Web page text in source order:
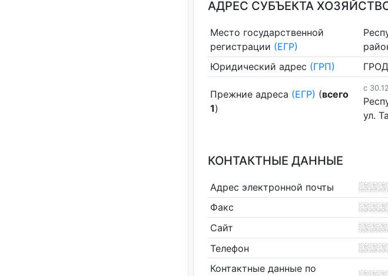
АДРЕС СУБЪЕКТА
Место государственной
регистрации (ЕГР)
Юридический адрес (ГРП)
Прежние адреса (ЕГР) (всего
1)
c
ул.
КОНТАКТНЫЕ ДАННЫЕ
Адрес электронной почты
Факс
Сайт
Телефон
Контактные данные по